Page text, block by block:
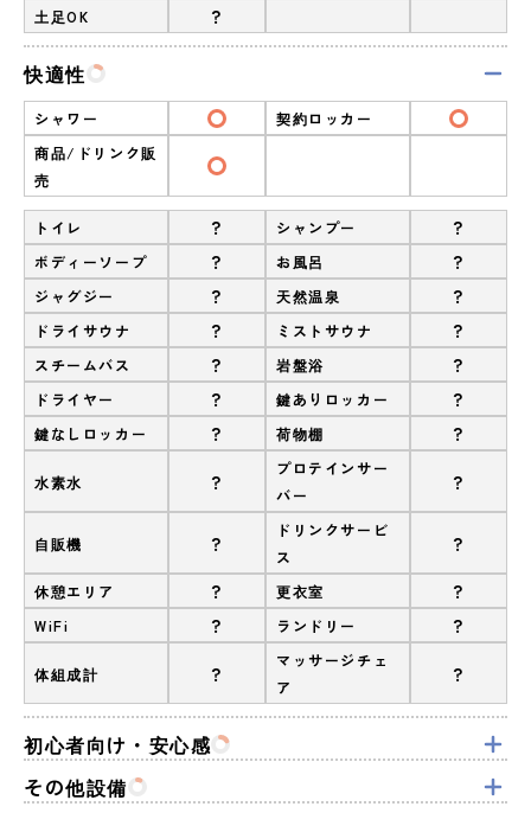
土足OK ?
快適性
シャワー
契約ロッカー
商品/ドリンク販
売
トイレ ? シャンプー ?
ボディーソープ ? お風呂 ?
ジャグジー ? 天然温泉 ?
ドライサウナ ? ミストサウナ ?
スチームバス ? 岩盤浴 ?
ドライヤー ? 鍵ありロッカー ?
鍵なしロッカー ? 荷物棚 ?
水素水 ?
プロテインサー
バー
?
自販機 ?
ドリンクサービ
ス
?
休憩エリア ? 更衣室 ?
WiFi ? ランドリー ?
体組成計 ?
マッサージチェ
ア
?
初心者向け・安心感
その他設備